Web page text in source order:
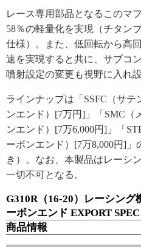
レース専用部品となるこのマ
58％の軽量化を実現（チタン
仕様）。また、低回転から高
速を実現すると共に、サブコ
噴射設定の変更も視野に入れ
ラインナップは「SSFC（サ
ンエンド）[7万円]」「SMC（
ンエンド）[7万6,000円]」「
ーボンエンド）[7万8,000円]
き）。なお、本製品はレーシ
一切不可となる。
G310R（16-20）レーシング
ーボンエンド EXPORT
商品情報